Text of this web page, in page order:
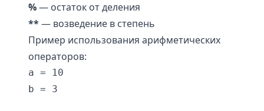
%— остаток от деления
**— возведение в степень
Пример использования арифметических
операторов:
a = 10
b = 3